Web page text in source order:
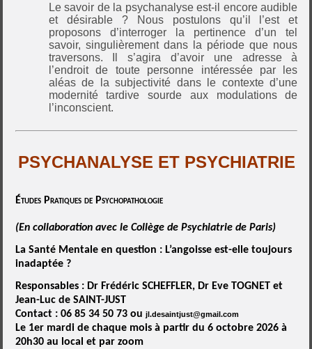
Le savoir de la psychanalyse est-il encore audible
et désirable ? Nous postulons qu’il l’est et
proposons d’interroger la pertinence d’un tel
savoir, singulièrement dans la période que nous
traversons. Il s’agira d’avoir une adresse à
l’endroit de toute personne intéressée par les
aléas de la subjectivité dans le contexte d’une
modernité tardive sourde aux modulations de
l’inconscient.
PSYCHANALYSE ET PSYCHIATRIE
Études Pratiques de Psychopathologie
(En collaboration avec le Collège de Psychiatrie de Paris)
La Santé Mentale en question : L’angoisseest-elle toujours
inadaptée ?
Responsables : Dr Frédéric SCHEFFLER, Dr Eve TOGNET et
Jean-Luc de SAINT-JUST
Contact : 06 85 34 50 73 oujl.desaintjust@gmail.com
Le 1er mardi de chaque mois à partir du6 octobre 2026 à
20h30au local et par zoom